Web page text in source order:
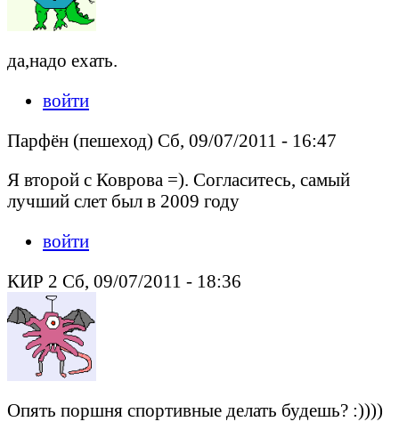
да,надо ехать.
войти
Парфён (пешеход) Сб, 09/07/2011 - 16:47
Я второй с Коврова =). Согласитесь, самый
лучший слет был в 2009 году
войти
КИР 2 Сб, 09/07/2011 - 18:36
Опять поршня спортивные делать будешь? :))))